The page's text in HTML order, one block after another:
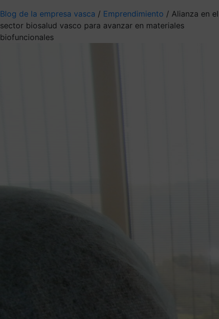
Blog de la empresa vasca / Emprendimiento / Alianza en el
sector biosalud vasco para avanzar en materiales
biofuncionales